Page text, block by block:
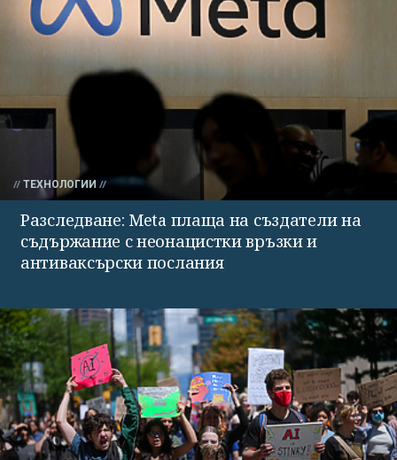
ТЕХНОЛОГИИ
Разследване: Meta плаща на създатели на
съдържание с неонацистки връзки и
антиваксърски послания